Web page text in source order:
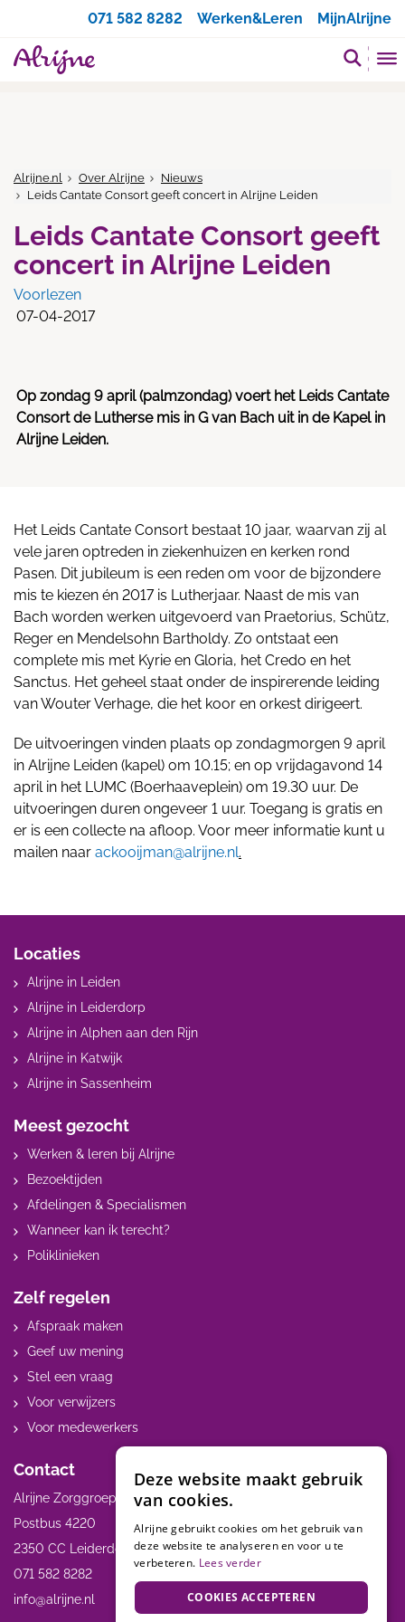
071 582 8282
Werken&Leren MijnAlrijne
Alrijne.nl Over Alrijne
Nieuws
Leids Cantate Consort geeft concert in Alrijne Leiden
Leids Cantate Consort geeft
concert in Alrijne Leiden
Voorlezen
07-04-2017
Op zondag 9 april (palmzondag) voert het Leids Cantate
Consort de Lutherse mis in G van Bach uit in de Kapel in
Alrijne Leiden.
Het Leids Cantate Consort bestaat 10 jaar, waarvan zij al
vele jaren optreden in ziekenhuizen en kerken rond
Pasen. Dit jubileum is een reden om voor de bijzondere
mis te kiezen én 2017 is Lutherjaar. Naast de mis van
Bach worden werken uitgevoerd van Praetorius, Schütz,
Reger en Mendelsohn Bartholdy. Zo ontstaat een
complete mis met Kyrie en Gloria, het Credo en het
Sanctus. Het geheel staat onder de inspirerende leiding
van Wouter Verhage, die het koor en orkest dirigeert.
De uitvoeringen vinden plaats op zondagmorgen 9 april
in Alrijne Leiden (kapel) om 10.15; en op vrijdagavond 14
april in het LUMC (Boerhaaveplein) om 19.30 uur. De
uitvoeringen duren ongeveer 1 uur. Toegang is gratis en
er is een collecte na afloop. Voor meer informatie kunt u
mailen naar ackooijman@alrijne.nl.
Locaties
Alrijne in Leiden
Alrijne in Leiderdorp
Alrijne in Alphen aan den Rijn
Alrijne in Katwijk
Alrijne in Sassenheim
Meest gezocht
Werken & leren bij Alrijne
Bezoektijden
Afdelingen & Specialismen
Wanneer kan ik terecht?
Poliklinieken
Zelf regelen
Afspraak maken
Geef uw mening
Stel een vraag
Voor verwijzers
Voor medewerkers
Contact
Alrijne Zorggroep
Postbus 4220
2350 CC Leiderdorp
071 582 8282
info@alrijne.nl
Deze website maakt gebruik
van cookies.
Alrijne gebruikt cookies om het gebruik van
deze website te analyseren en voor u te
verbeteren. Lees verder
COOKIES ACCEPTEREN